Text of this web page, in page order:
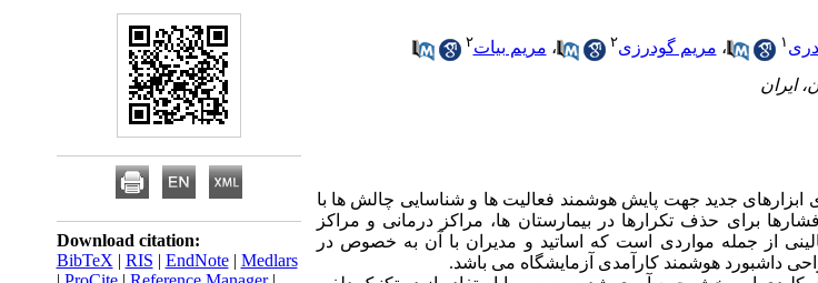
۱ ، مریم گودرزی۲ ، مریم بیات۲
ابزارهای جدید جهت پایش هوشمند فعالیت ها و شناسایی چالش ها با
برای حذف تکرارها در بیمارستان ها، مراکز درمانی و مراکز
از جمله مواردی است که اساتید و مدیران با آن به خصوص در
داشبورد هوشمند کارآمدی آزمایشگاه می باشد.
Download citation:
BibTeX | RIS | EndNote| Medlars